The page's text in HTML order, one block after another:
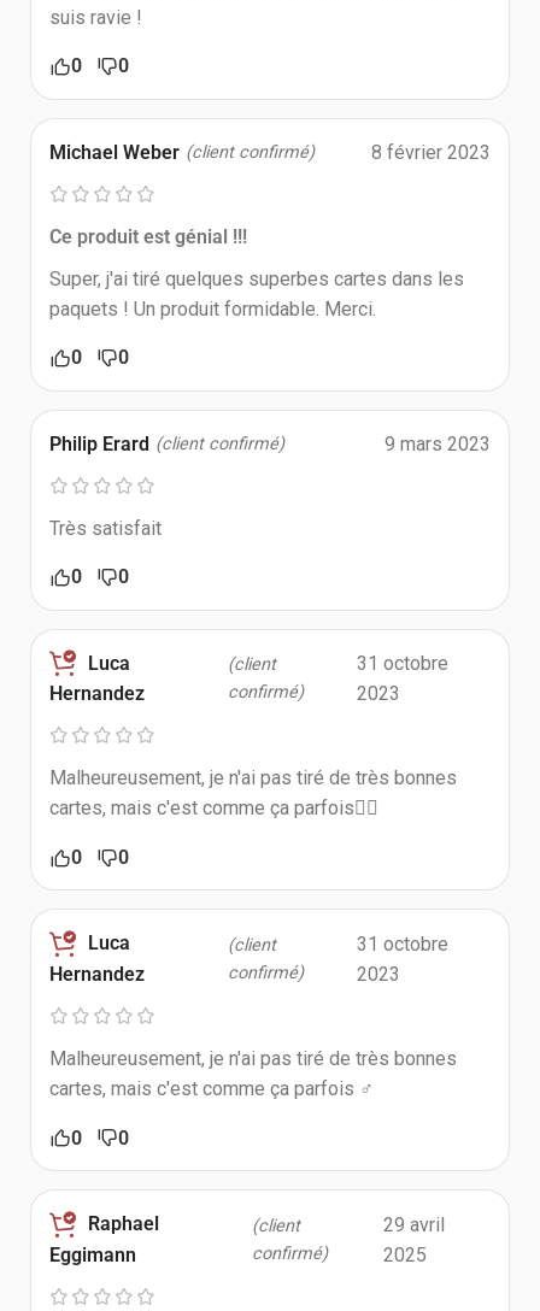
suis ravie !
0 0
Michael Weber (client confirmé) 8 février 2023
Ce produit est génial !!!
Super, j'ai tiré quelques superbes cartes dans les
paquets ! Un produit formidable. Merci.
0 0
Philip Erard (client confirmé) 9 mars 2023
Très satisfait
0 0
Luca
Hernandez
(client
confirmé)
31 octobre
2023
Malheureusement, je n'ai pas tiré de très bonnes
cartes, mais c'est comme ça parfois🤷‍♂️
0 0
Luca
Hernandez
(client
confirmé)
31 octobre
2023
Malheureusement, je n'ai pas tiré de très bonnes
cartes, mais c'est comme ça parfois ‍♂️
0 0
Raphael
Eggimann
(client
confirmé)
29 avril
2025